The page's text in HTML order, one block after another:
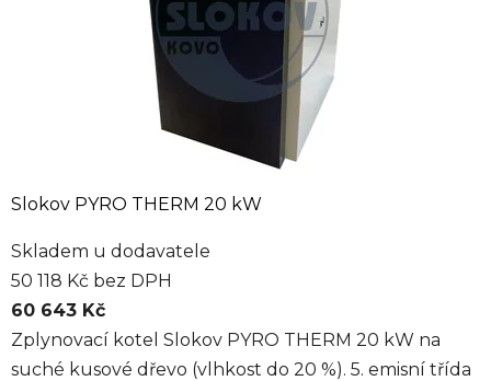
Slokov PYRO THERM 20 kW
Skladem u dodavatele
50 118 Kč bez DPH
60 643 Kč
Zplynovací kotel Slokov PYRO THERM 20 kW na
suché kusové dřevo (vlhkost do 20 %). 5. emisní třída